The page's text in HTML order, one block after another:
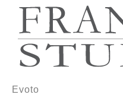
Evoto